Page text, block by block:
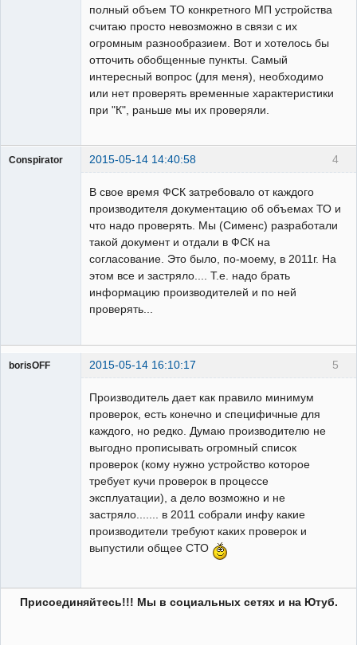
полный объем ТО конкретного МП устройства
считаю просто невозможно в связи с их
огромным разнообразием. Вот и хотелось бы
отточить обобщенные пункты. Самый
интересный вопрос (для меня), необходимо
или нет проверять временные характеристики
при "К", раньше мы их проверяли.
4
Conspirator 2015-05-14 14:40:58
В свое время ФСК затребовало от каждого
производителя документацию об объемах ТО и
что надо проверять. Мы (Сименс) разработали
такой документ и отдали в ФСК на
согласование. Это было, по-моему, в 2011г. На
этом все и застряло.... Т.е. надо брать
информацию производителей и по ней
проверять...
5
borisOFF 2015-05-14 16:10:17
Производитель дает как правило минимум
проверок, есть конечно и специфичные для
каждого, но редко. Думаю производителю не
выгодно прописывать огромный список
проверок (кому нужно устройство которое
требует кучи проверок в процессе
эксплуатации), а дело возможно и не
застряло....... в 2011 собрали инфу какие
производители требуют каких проверок и
выпустили общее СТО
Присоединяйтесь!!! Мы в социальных сетях и на Ютуб.